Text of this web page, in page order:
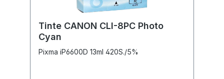
Tinte CANON CLI-8PC Photo
Cyan
Pixma iP6600D 13ml 420S./5%